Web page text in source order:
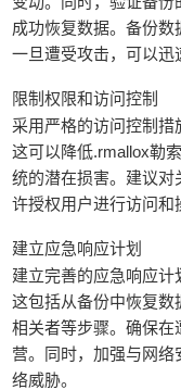
成功恢复数据。备份数
一旦遭受攻击，可以迅
限制权限和访问控制
采用严格的访问控制措
这可以降低.rmallox勒
统的潜在损害。建议
许授权用户进行访问和
建立应急响应计划
建立完善的应急响应计
这包括从备份中恢复数
相关者等步骤。确保
营。同时，加强与网
络威胁。